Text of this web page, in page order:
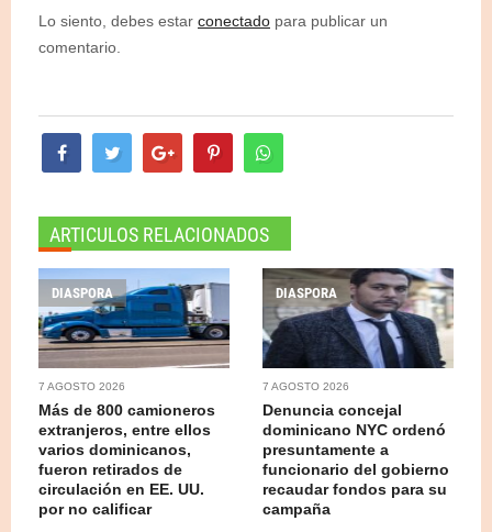
Lo siento, debes estar conectado para publicar un
comentario.
ARTICULOS RELACIONADOS
DIASPORA
7 AGOSTO 2026
Más de 800 camioneros
extranjeros, entre ellos
varios dominicanos,
fueron retirados de
circulación en EE. UU.
por no calificar
DIASPORA
7 AGOSTO 2026
Denuncia concejal
dominicano NYC ordenó
presuntamente a
funcionario del gobierno
recaudar fondos para su
campaña